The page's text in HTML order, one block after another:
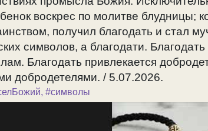
воскрес по молитве блудницы;
получил благодать и стал
символов, а благодати.
Благодать привлекается
добродетелями. / 5.07.2026.
, #символы